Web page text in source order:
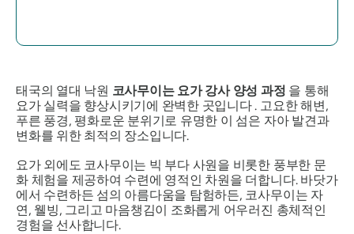
태국의 열대 낙원 코사무이는 요가 강사 양성 과정 을 통해
요가 실력을 향상시키기에 완벽한 곳입니다 . 고요한 해변,
푸른 풍경, 평화로운 분위기로 유명한 이 섬은 자아 발견과
변화를 위한 최적의 장소입니다.
요가 외에도 코사무이는 빅 부다 사원을 비롯한 풍부한 문
화 체험을 제공하여 수련에 영적인 차원을 더합니다. 바닷가
에서 수련하든 섬의 아름다움을 탐험하든, 코사무이는 자
연, 웰빙, 그리고 마음챙김이 조화롭게 어우러진 총체적인
경험을 선사합니다.